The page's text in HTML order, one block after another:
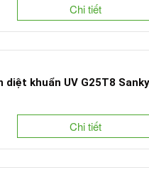
Chi tiết
diệt khuẩn UV G25T8
Chi tiết